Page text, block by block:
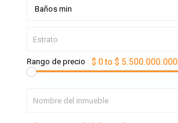
Baños min
Rango de precio $ 0 to $ 5.500.000.000